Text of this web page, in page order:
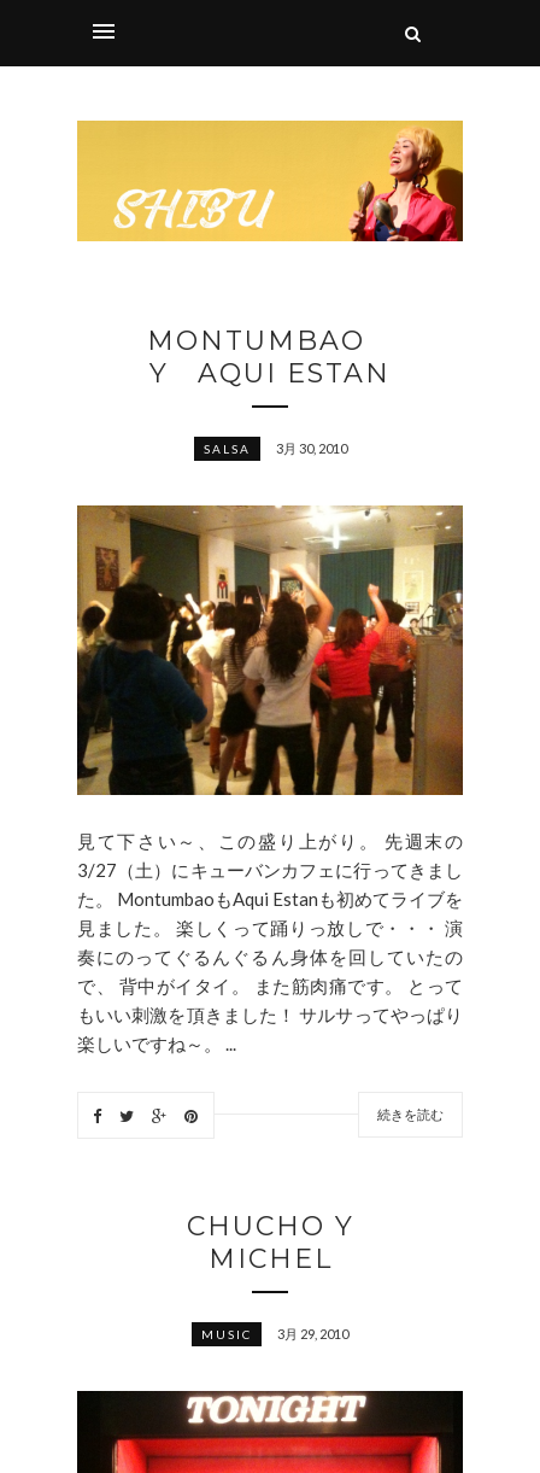
MONTUMBAO
Y AQUI ESTAN
SALSA 3月 30, 2010
見て下さい～、この盛り上がり。 先週末の
3/27（土）にキューバンカフェに行ってきまし
た。 MontumbaoもAqui Estanも初めてライブを
見ました。 楽しくって踊りっ放しで・・・ 演
奏にのってぐるんぐるん身体を回していたの
で、 背中がイタイ。 また筋肉痛です。 とって
もいい刺激を頂きました！ サルサってやっぱり
楽しいですね～。 ...
続きを読む
CHUCHO Y
MICHEL
MUSIC 3月 29, 2010